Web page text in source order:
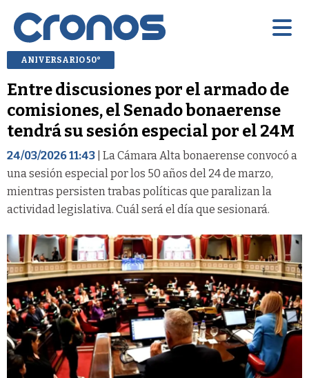
ANIVERSARIO 50°
Entre discusiones por el armado de
comisiones, el Senado bonaerense
tendrá su sesión especial por el 24M
24/03/2026 11:43 | La Cámara Alta bonaerense convocó a
una sesión especial por los 50 años del 24 de marzo,
mientras persisten trabas políticas que paralizan la
actividad legislativa. Cuál será el día que sesionará.